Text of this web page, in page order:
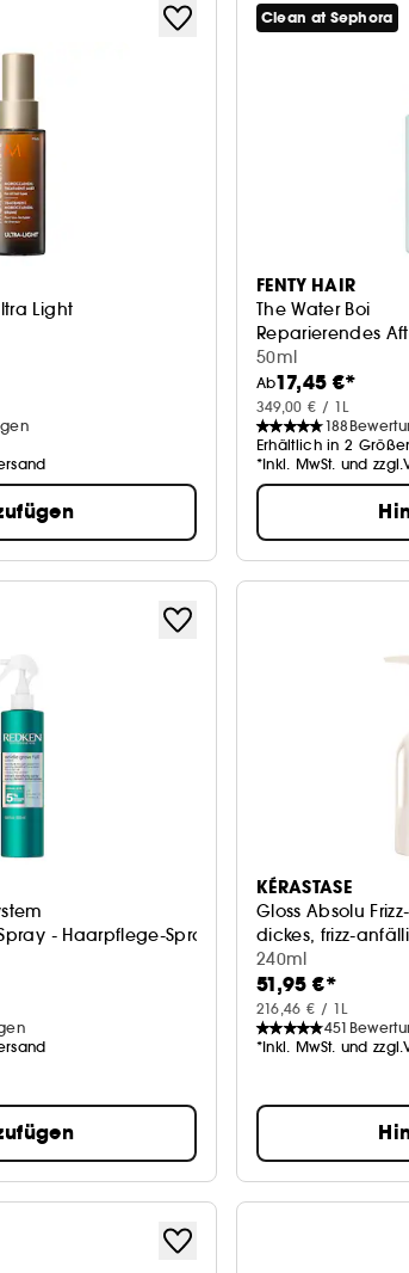
Light
Clean at Sephora
FENTY HAIR
The Water Boi
Reparierendes
50ml
Ab17,45 €*
349,00 € / 1L
188
Erhältlich in 2
*Inkl. MwSt. und
- Haarpflege-Spray
KÉRASTASE
Gloss Absolu
dickes, frizz-
240ml
51,95 €*
216,46 € / 1L
451
*Inkl. MwSt. und